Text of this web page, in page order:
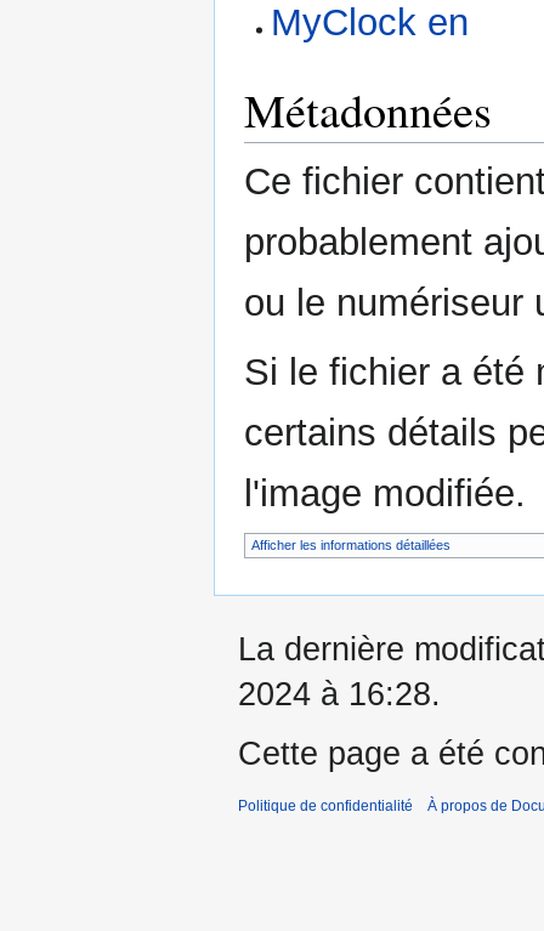
MyClock en
Métadonnées
Ce fichier
probablement
ou le numériseur
Si le fichier a été
certains détails
l'image modifiée.
Afficher les informations détaillées
La dernière
2024 à 16:28.
Cette page a été
Politique de confidentialité À propos de